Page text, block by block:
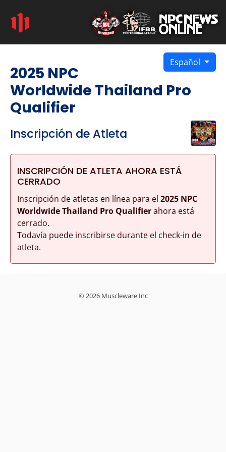
Español
2025 NPC
Worldwide Thailand Pro
Qualifier
Inscripción de Atleta
INSCRIPCIÓN DE ATLETA AHORA ESTÁ
CERRADO
Inscripción de atletas en línea para el 2025 NPC
Worldwide Thailand Pro Qualifierahora está
cerrado.
Todavía puede inscribirse durante el check-in de
atleta.
© 2026 Muscleware Inc